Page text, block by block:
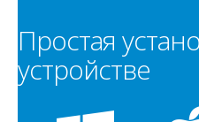
Простая
устройстве